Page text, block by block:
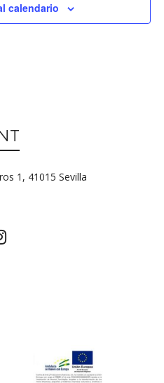
calendario
1, 41015 Sevilla